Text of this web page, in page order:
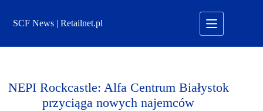
treściSCF News | Retailnet.pl
NEPI Rockcastle: Alfa Centrum Białystok
przyciąga nowych najemców